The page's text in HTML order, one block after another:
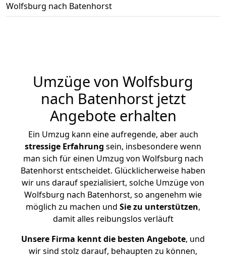
Wolfsburg nach Batenhorst
Umzüge von Wolfsburg
nach Batenhorst jetzt
Angebote erhalten
Ein Umzug kann eine aufregende, aber auch
stressige Erfahrung sein, insbesondere wenn
man sich für einen Umzug von Wolfsburg nach
Batenhorst entscheidet. Glücklicherweise haben
wir uns darauf spezialisiert, solche Umzüge von
Wolfsburg nach Batenhorst, so angenehm wie
möglich zu machen und Sie zu unterstützen,
damit alles reibungslos verläuft
Unsere Firma kennt die besten Angebote, und
wir sind stolz darauf, behaupten zu können,